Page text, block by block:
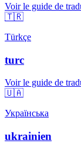
Voir le guide de
🇹🇷
Türkçe
turc
Voir le guide de
🇺🇦
Українська
ukrainien